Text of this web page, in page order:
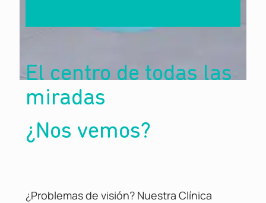
El centro de todas las
miradas
¿Nos vemos?
¿Problemas de visión? Nuestra Clínica